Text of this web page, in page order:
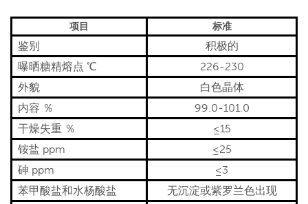
项目 标准
鉴别
积极的
曝晒糖精熔点 ℃
226-230
外貌
白色晶体
内容 ％
99.0-101.0
干燥失重 ％
≤15
铵盐 ppm
≤25
砷 ppm
≤3
苯甲酸盐和水杨酸盐
无沉淀或紫罗兰色出现